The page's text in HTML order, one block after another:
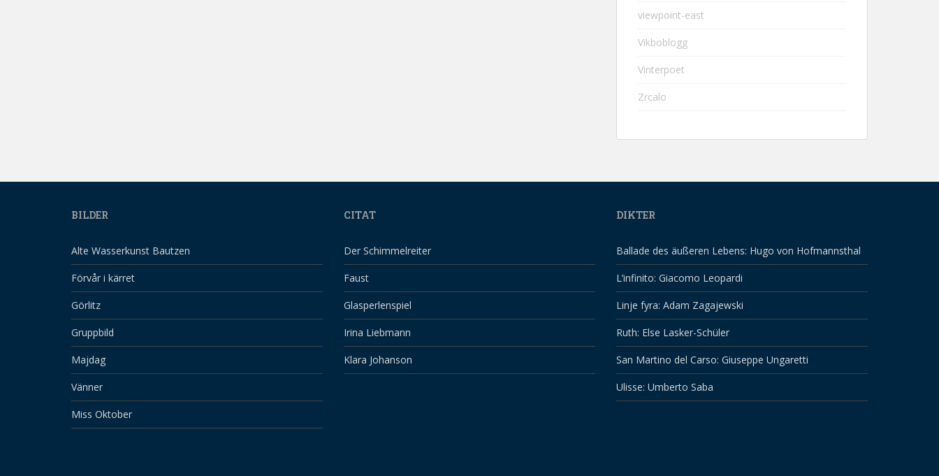
viewpoint-east
Vikboblogg
Vinterpoet
Zrcalo
BILDER
Alte Wasserkunst Bautzen
Förvår i kärret
Görlitz
Gruppbild
Majdag
Vänner
Miss Oktober
CITAT
Der Schimmelreiter
Faust
Glasperlenspiel
Irina Liebmann
Klara Johanson
DIKTER
Ballade des äußeren Lebens: Hugo von Hofmannsthal
L’infinito: Giacomo Leopardi
Linje fyra: Adam Zagajewski
Ruth: Else Lasker-Schüler
San Martino del Carso: Giuseppe Ungaretti
Ulisse: Umberto Saba